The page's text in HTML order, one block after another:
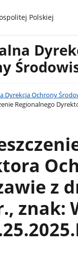
Polskiej
Dyrekcja Ochrony
Regionalnego
z
znak: